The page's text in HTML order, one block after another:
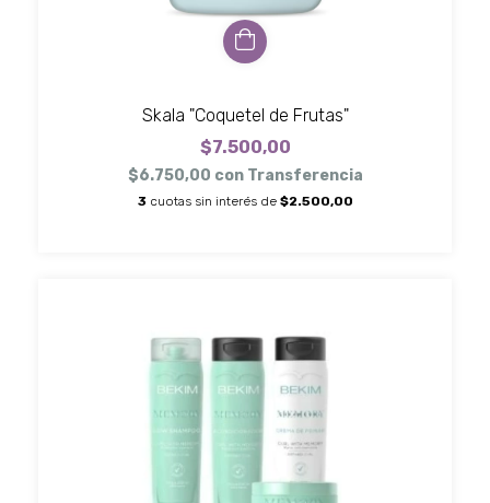
Skala "Coquetel de Frutas"
$7.500,00
$6.750,00 con Transferencia
3 cuotas sin interés de $2.500,00